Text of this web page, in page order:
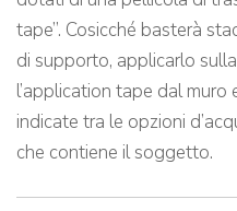
tape”. Cosicché basterà
di supporto, applicarlo
l’application tape dal
indicate tra le opzioni
che contiene il soggetto.